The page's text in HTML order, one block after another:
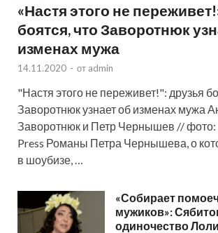
«Настя этого не
боятся, что Заворотнюк
изменах мужа
14.11.2020 - от admin
"Настя этого не переживет!": друзья
Заворотнюк узнает об изменах мужа
Заворотнюк и Петр Чернышев // фото:
Press Романы Петра Чернышева, о
в шоубизе, …
«Собирает
мужиков»:
одиночество